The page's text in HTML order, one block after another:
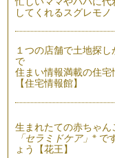
「主語」を変えてみ
前回、「叱るとほめ
た。 お子さんが何か
「叱る」と「ほめる
圧倒的に「叱ること
してくれるスグレモノ
１つの店舗で土地探
で
住まい情報満載の住宅
【住宅情報館】
生まれたての赤ちゃ
「セラミドケア」※ で
ょう【花王】